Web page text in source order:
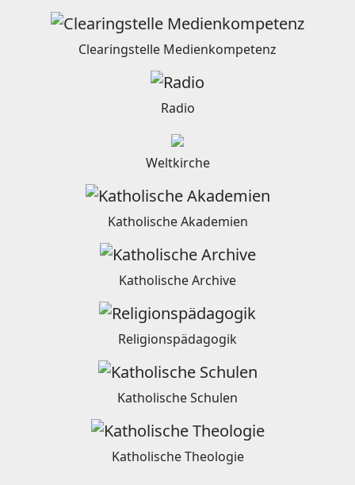
Clearingstelle Medienkompetenz
Radio
Weltkirche
Katholische Akademien
Katholische Archive
Religionspädagogik
Katholische Schulen
Katholische Theologie